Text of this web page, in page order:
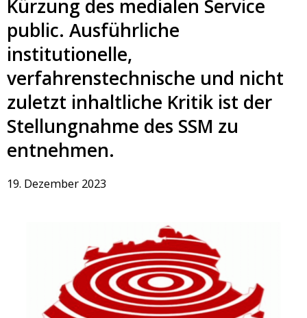
Kürzung des medialen Service
public. Ausführliche
institutionelle,
verfahrenstechnische und nicht
zuletzt inhaltliche Kritik ist der
Stellungnahme des SSM zu
entnehmen.
19. Dezember 2023